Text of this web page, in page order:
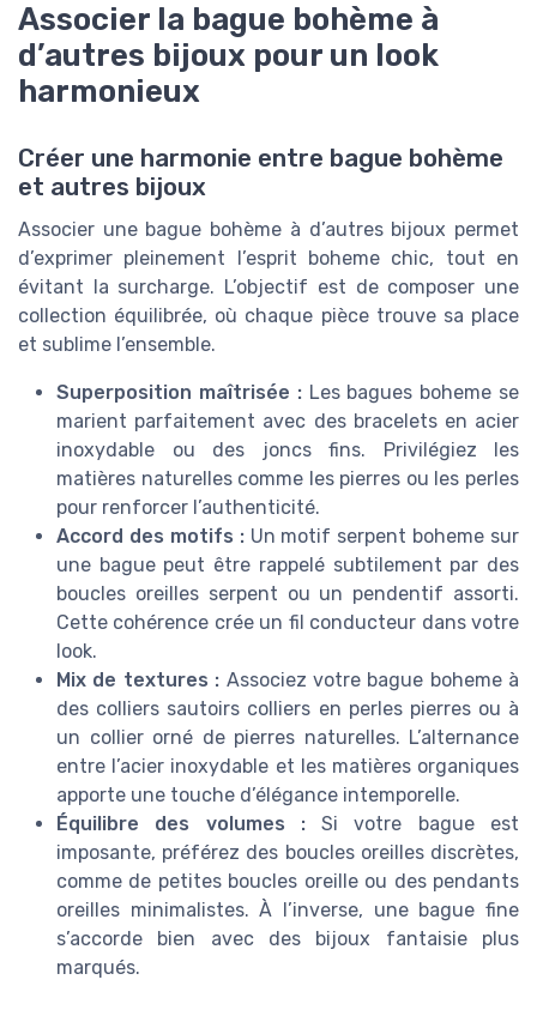
Associer la bague bohème à
d’autres bijoux pour un look
harmonieux
Créer une harmonie entre bague bohème
et autres bijoux
Associer une bague bohème à d’autres bijoux permet
d’exprimer pleinement l’esprit boheme chic, tout en
évitant la surcharge. L’objectif est de composer une
collection équilibrée, où chaque pièce trouve sa place
et sublime l’ensemble.
Superposition maîtrisée :Les bagues boheme se
marient parfaitement avec des bracelets en acier
inoxydable ou des joncs fins. Privilégiez les
matières naturelles comme les pierres ou les perles
pour renforcer l’authenticité.
Accord des motifs :Un motif serpent boheme sur
une bague peut être rappelé subtilement par des
boucles oreilles serpent ou un pendentif assorti.
Cette cohérence crée un fil conducteur dans votre
look.
Mix de textures : Associez votre bague boheme à
des colliers sautoirs colliers en perles pierres ou à
un collier orné de pierres naturelles. L’alternance
entre l’acier inoxydable et les matières organiques
apporte une touche d’élégance intemporelle.
Équilibre des volumes :Si votre bague est
imposante, préférez des boucles oreilles discrètes,
comme de petites boucles oreille ou des pendants
oreilles minimalistes. À l’inverse, une bague fine
s’accorde bien avec des bijoux fantaisie plus
marqués.